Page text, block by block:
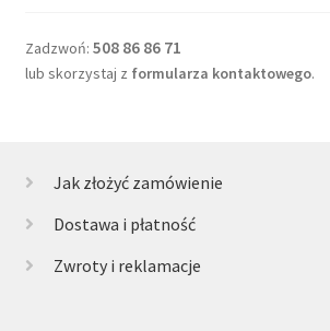
Zadzwoń: 508 86 86 71
lub skorzystaj z formularza kontaktowego.
Jak złożyć zamówienie
Dostawa i płatność
Zwroty i reklamacje